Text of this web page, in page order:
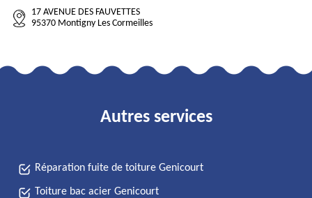
17 AVENUE DES FAUVETTES
95370 Montigny Les Cormeilles
Autres services
Réparation fuite de toiture Genicourt
Toiture bac acier Genicourt